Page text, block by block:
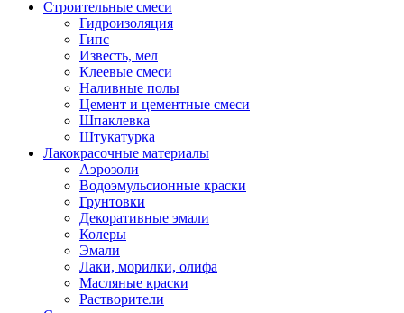
Строительные смеси
Гидроизоляция
Гипс
Известь, мел
Клеевые смеси
Наливные полы
Цемент и цементные смеси
Шпаклевка
Штукатурка
Лакокрасочные материалы
Аэрозоли
Водоэмульсионные краски
Грунтовки
Декоративные эмали
Колеры
Эмали
Лаки, морилки, олифа
Масляные краски
Растворители